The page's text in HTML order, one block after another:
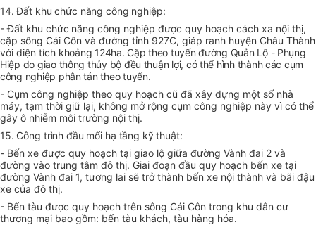
14. Đất khu chức năng công nghiệp:
- Đất khu chức năng công nghiệp được quy hoạch cách xa nội thị,
cặp sông Cái Côn và đường tỉnh 927C, giáp ranh huyện Châu Thành
với diện tích khoảng 124ha. Cặp theo tuyến đường Quản Lộ - Phụng
Hiệp do giao thông thủy bộ đều thuận lợi, có thể hình thành các cụm
công nghiệp phân tán theo tuyến.
- Cụm công nghiệp theo quy hoạch cũ đã xây dựng một số nhà
máy, tạm thời giữ lại, không mở rộng cụm công nghiệp này vì có thể
gây ô nhiễm môi trường nội thị.
15. Công trình đầu mối hạ tầng kỹ thuật:
- Bến xe được quy hoạch tại giao lộ giữa đường Vành đai 2 và
đường vào trung tâm đô thị. Giai đoạn đầu quy hoạch bến xe tại
đường Vành đai 1, tương lai sẽ trở thành bến xe nội thành và bãi đậu
xe của đô thị.
- Bến tàu được quy hoạch trên sông Cái Côn trong khu dân cư
thương mại bao gồm: bến tàu khách, tàu hàng hóa.